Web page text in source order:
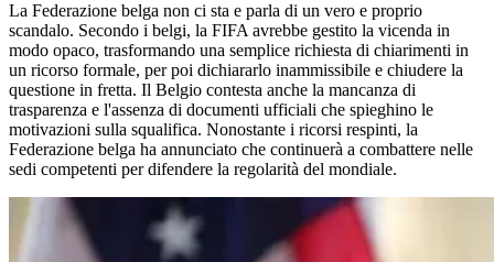
La Federazione belga non ci sta e parla di un vero e proprio
scandalo. Secondo i belgi, la FIFA avrebbe gestito la vicenda in
modo opaco, trasformando una semplice richiesta di chiarimenti in
un ricorso formale, per poi dichiararlo inammissibile e chiudere la
questione in fretta. Il Belgio contesta anche la mancanza di
trasparenza e l'assenza di documenti ufficiali che spieghino le
motivazioni sulla squalifica. Nonostante i ricorsi respinti, la
Federazione belga ha annunciato che continuerà a combattere nelle
sedi competenti per difendere la regolarità del mondiale.